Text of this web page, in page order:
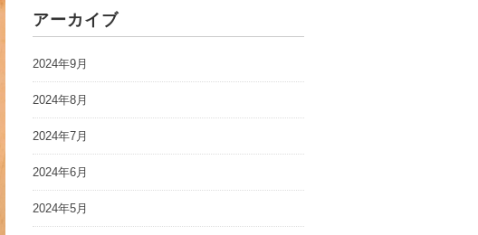
アーカイブ
2024年9月
2024年8月
2024年7月
2024年6月
2024年5月